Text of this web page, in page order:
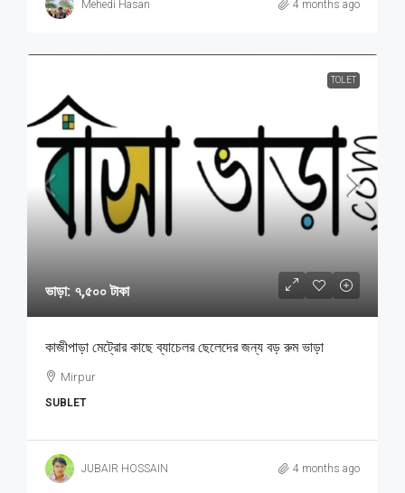
Mehedi Hasan 4 months ago
TOLET
ভাড়া: ৭,৫০০ টাকা
কাজীপাড়া মেট্রোর কাছে ব্যাচেলর ছেলেদের জন্য বড় রুম ভাড়া
Mirpur
SUBLET
JUBAIR HOSSAIN 4 months ago